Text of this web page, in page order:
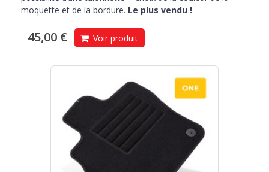
moquette et de la bordure. Le plus vendu !
45,00 € Voir produit